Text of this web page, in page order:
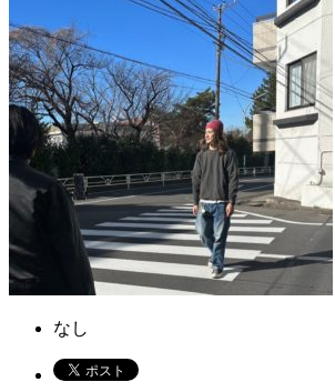
なし